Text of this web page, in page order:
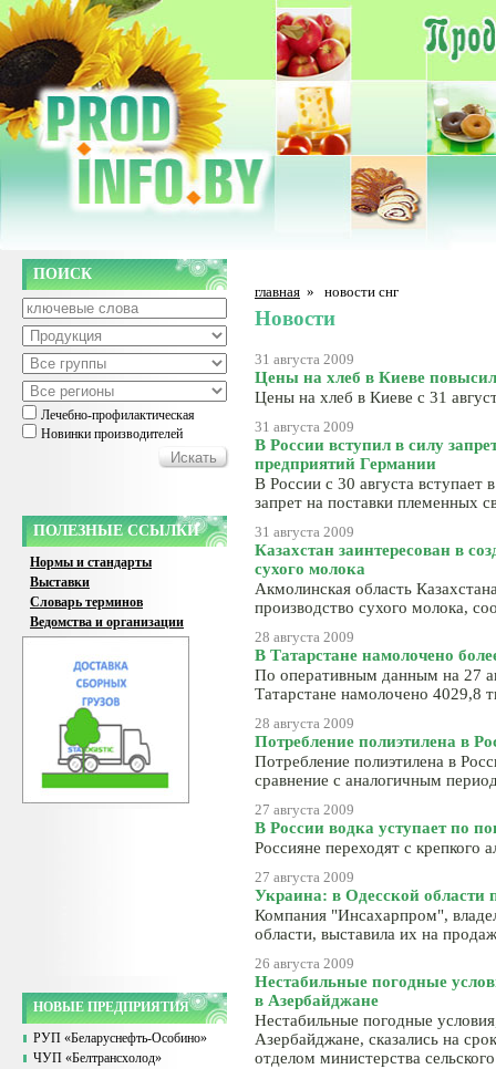
ПОИСК
Лечебно-профилактическая
Новинки производителей
ПОЛЕЗНЫЕ ССЫЛКИ
Нормы и стандарты
Выставки
Словарь терминов
Ведомства и организации
НОВЫЕ ПРЕДПРИЯТИЯ
РУП «Беларуснефть-Особино»
ЧУП «Белтрансхолод»
главная » новости снг
Новости
31 августа 2009
Цены на хлеб в Киеве
Цены на хлеб в Киеве с 31
31 августа 2009
В России вступил в силу
предприятий Германии
В России с 30 августа вступает
запрет на поставки племенных
31 августа 2009
Казахстан заинтересован в
сухого молока
Акмолинская область
производство сухого молока,
28 августа 2009
В Татарстане намолочено
По оперативным данным на 27
Татарстане намолочено 4029,8
28 августа 2009
Потребление полиэтилена в
Потребление полиэтилена в
сравнение с аналогичным
27 августа 2009
В России водка уступает по
Россияне переходят с крепкого
27 августа 2009
Украина: в Одесской области
Компания "Инсахарпром",
области, выставила их на
26 августа 2009
Нестабильные погодные
в Азербайджане
Нестабильные погодные
Азербайджане, сказались на
отделом министерства